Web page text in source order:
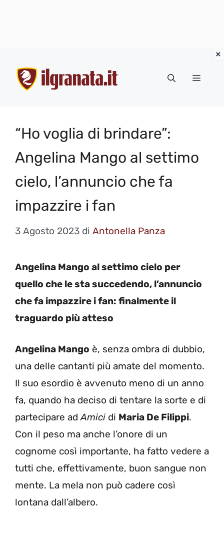
contenuto
Menu
“Ho voglia di brindare”:
Angelina Mango al settimo
cielo, l’annuncio che fa
impazzire i fan
3 Agosto 2023 di Antonella Panza
Angelina Mango al settimo cielo per
quello che le sta succedendo, l’annuncio
che fa impazzire i fan: finalmente il
traguardo più atteso
Angelina Mango è, senza ombra di dubbio,
una delle cantanti più amate del momento.
Il suo esordio è avvenuto meno di un anno
fa, quando ha deciso di tentare la sorte e di
partecipare adAmici di Maria De Filippi.
Con il peso ma anche l’onore di un
cognome così importante, ha fatto vedere a
tutti che, effettivamente, buon sangue non
mente. La mela non può cadere così
lontana dall’albero.